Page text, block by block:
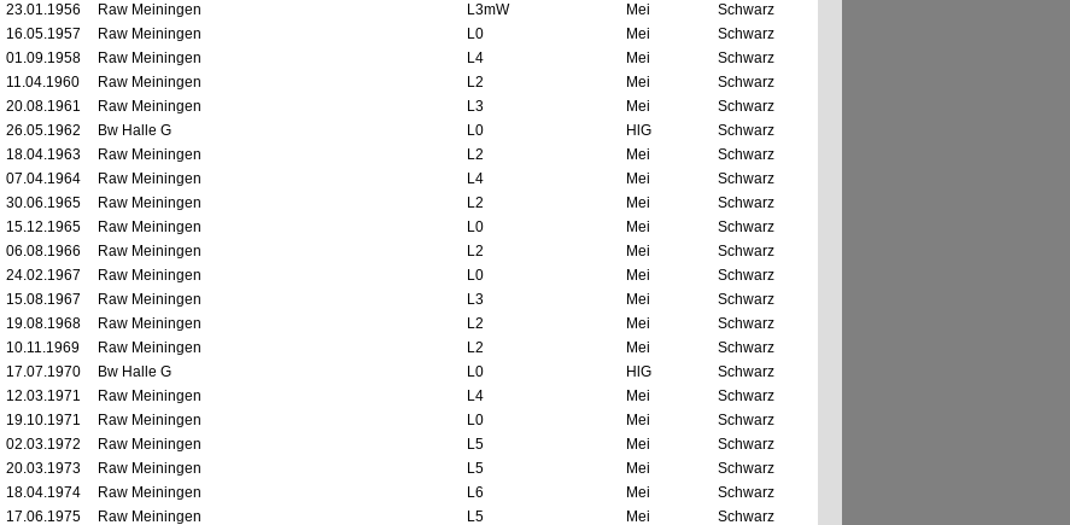
23.01.1956 Raw Meiningen L3mW Mei
Schwarz
16.05.1957 Raw Meiningen L0 Mei
Schwarz
01.09.1958 Raw Meiningen L4 Mei
Schwarz
11.04.1960 Raw Meiningen L2 Mei
Schwarz
20.08.1961 Raw Meiningen L3 Mei
Schwarz
26.05.1962 Bw Halle G L0 HlG
Schwarz
18.04.1963 Raw Meiningen L2 Mei
Schwarz
07.04.1964 Raw Meiningen L4 Mei
Schwarz
30.06.1965 Raw Meiningen L2 Mei
Schwarz
15.12.1965 Raw Meiningen L0 Mei
Schwarz
06.08.1966 Raw Meiningen L2 Mei
Schwarz
24.02.1967 Raw Meiningen L0 Mei
Schwarz
15.08.1967 Raw Meiningen L3 Mei
Schwarz
19.08.1968 Raw Meiningen L2 Mei
Schwarz
10.11.1969 Raw Meiningen L2 Mei
Schwarz
17.07.1970 Bw Halle G L0 HlG
Schwarz
12.03.1971 Raw Meiningen L4 Mei
Schwarz
19.10.1971 Raw Meiningen L0 Mei
Schwarz
02.03.1972 Raw Meiningen L5 Mei
Schwarz
20.03.1973 Raw Meiningen L5 Mei
Schwarz
18.04.1974 Raw Meiningen L6 Mei
Schwarz
17.06.1975 Raw Meiningen L5 Mei Schwarz